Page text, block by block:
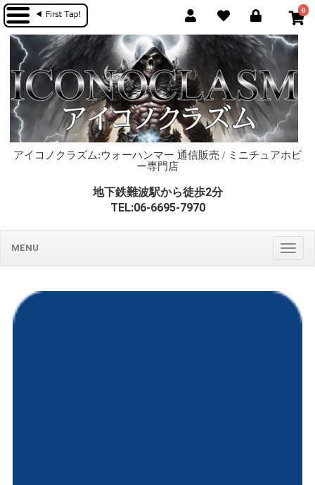
0
アイコノクラズム:ウォーハンマー 通信販売 / ミニチュアホビ
ー専門店
地下鉄難波駅から徒歩2分
TEL:06-6695-7970
MENU